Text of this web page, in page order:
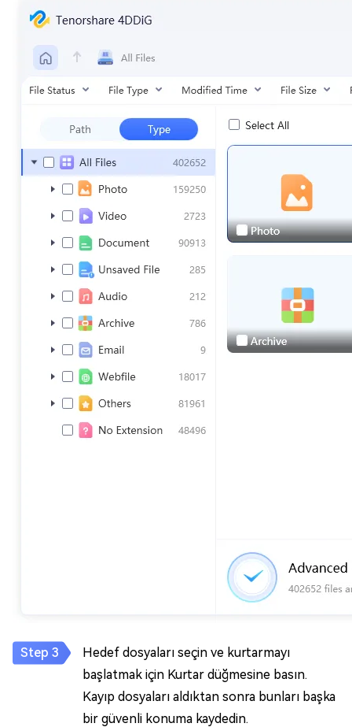
Hedef dosyaları seçin ve kurtarmayı
başlatmak için Kurtar düğmesine basın.
Kayıp dosyaları aldıktan sonra bunları başka
bir güvenli konuma kaydedin.